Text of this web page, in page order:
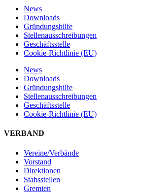
News
Downloads
Gründungshilfe
Stellen­ausschreibungen
Geschäftsstelle
Cookie-Richtlinie (EU)
News
Downloads
Gründungshilfe
Stellen­ausschreibungen
Geschäftsstelle
Cookie-Richtlinie (EU)
VERBAND
Vereine/Verbände
Vorstand
Direktionen
Stabsstellen
Gremien